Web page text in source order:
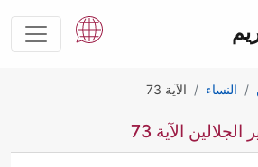
النساء الآية 73
الآية 73